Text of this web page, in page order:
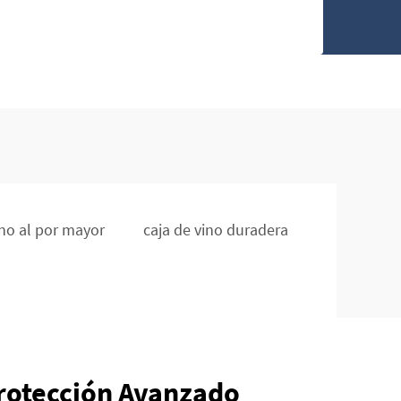
al por mayor caja de vino duradera
Avanzado